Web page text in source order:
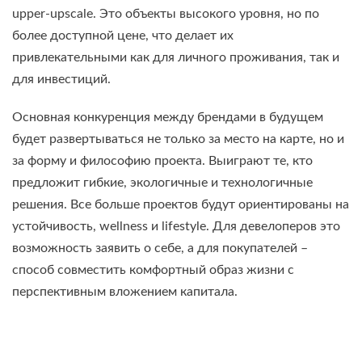
upper-upscale. Это объекты высокого уровня, но по
более доступной цене, что делает их
привлекательными как для личного проживания, так и
для инвестиций.
Основная конкуренция между брендами в будущем
будет развертываться не только за место на карте, но и
за форму и философию проекта. Выиграют те, кто
предложит гибкие, экологичные и технологичные
решения. Все больше проектов будут ориентированы на
устойчивость, wellness и lifestyle. Для девелоперов это
возможность заявить о себе, а для покупателей –
способ совместить комфортный образ жизни с
перспективным вложением капитала.